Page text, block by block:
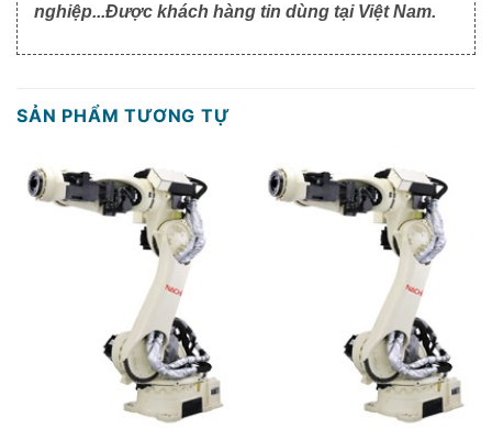
nghiệp...Được khách hàng tin dùng tại Việt Nam.
SẢN PHẨM TƯƠNG TỰ